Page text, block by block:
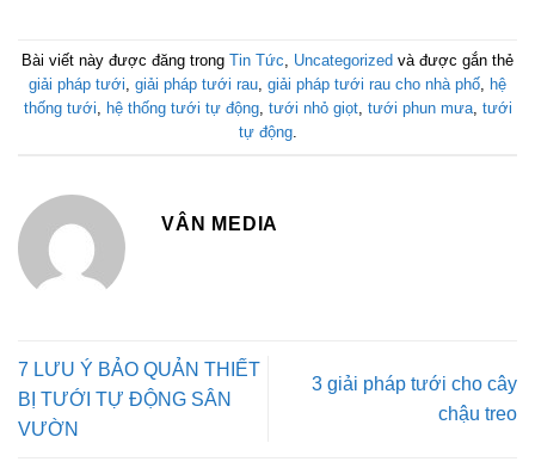
Bài viết này được đăng trong Tin Tức Uncategorized và được gắn thẻ
giải pháp tưới giải pháp tưới rau giải pháp tưới rau cho nhà phố
hệ
thống tưới
hệ thống tưới tự động, tưới nhỏ giọt, tưới phun mưa, tưới
tự động.
VÂN MEDIA
7 LƯU Ý BẢO QUẢN THIẾT
BỊ TƯỚI TỰ ĐỘNG SÂN
VƯỜN
3 giải pháp tưới cho cây
chậu treo